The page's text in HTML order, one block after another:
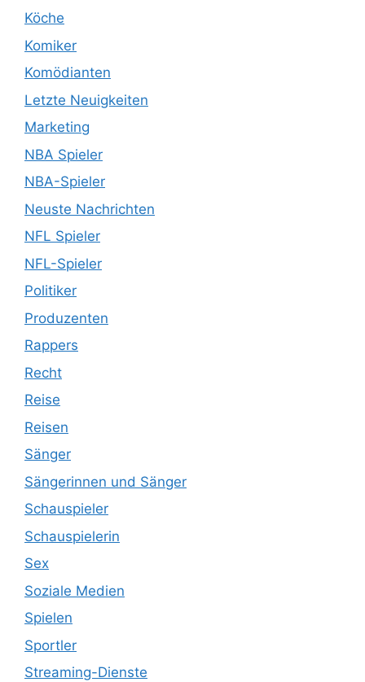
Köche
Komiker
Komödianten
Letzte Neuigkeiten
Marketing
NBA Spieler
NBA-Spieler
Neuste Nachrichten
NFL Spieler
NFL-Spieler
Politiker
Produzenten
Rappers
Recht
Reise
Reisen
Sänger
Sängerinnen und Sänger
Schauspieler
Schauspielerin
Sex
Soziale Medien
Spielen
Sportler
Streaming-Dienste